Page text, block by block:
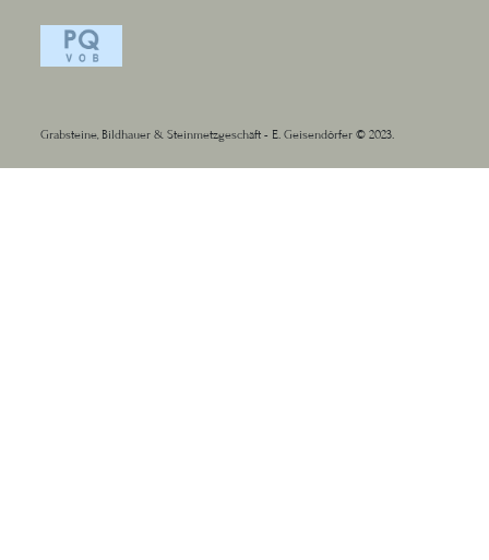
Grabsteine, Bildhauer & Steinmetzgeschäft - E. Geisendörfer © 2023.